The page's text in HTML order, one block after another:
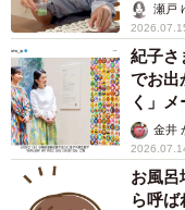
瀬戸
紀子
でお
く」
金井
お風
ら呼